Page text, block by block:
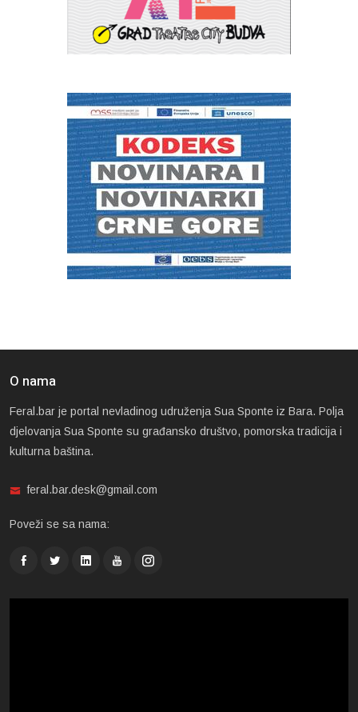
O nama
Feral.bar je portal nevladinog udruženja Sua Sponte iz Bara. Polja
djelovanja Sua Sponte su građansko društvo, pomorska tradicija i
kulturna baština.
feral.bar.desk@gmail.com
Poveži se sa nama: